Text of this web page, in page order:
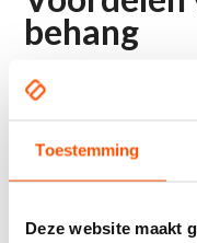
Toestemming
Deze website maakt
behang
De voordelen van
Naadloos